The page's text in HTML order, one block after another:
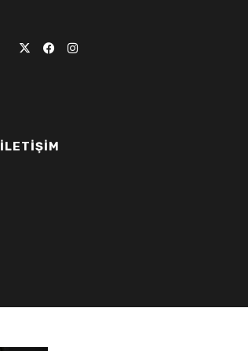
İLETIŞIM